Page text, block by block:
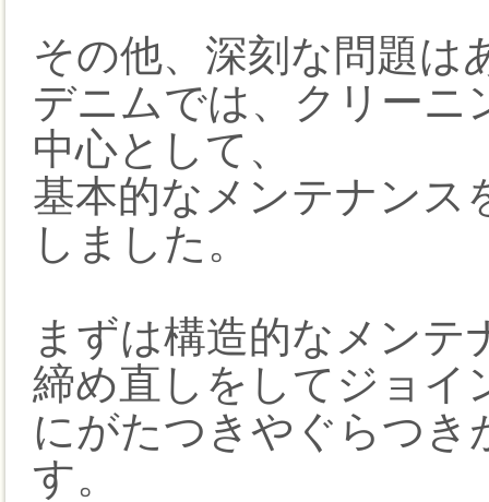
その他、深刻な問題は
デニムでは、クリーニ
中心として、
基本的なメンテナンス
しました。
まずは構造的なメンテ
締め直しをしてジョイ
にがたつきやぐらつき
す。